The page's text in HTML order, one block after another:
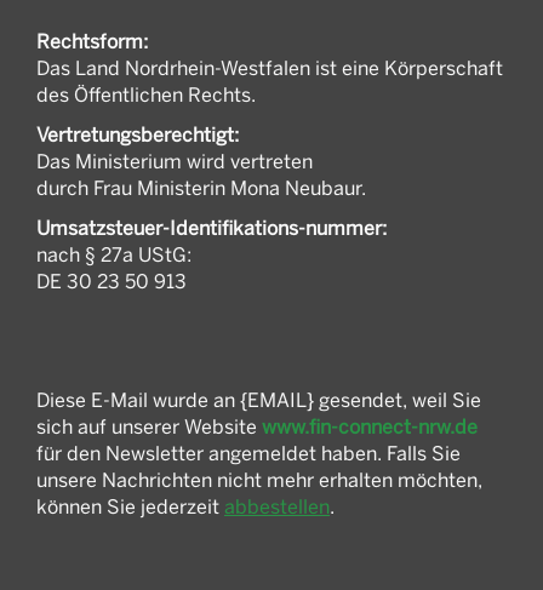
Rechtsform:
Das Land Nordrhein-Westfalen ist eine Körperschaft
des Öffentlichen Rechts.
Vertretungsberechtigt:
Das Ministerium wird vertreten
durch Frau Ministerin Mona Neubaur.
Umsatzsteuer-Identifikations-nummer:
nach § 27a UStG:
DE 30 23 50 913
Diese E-Mail wurde an {EMAIL} gesendet, weil Sie
sich auf unserer Website www.fin-connect-nrw.de
für den Newsletter angemeldet haben. Falls Sie
unsere Nachrichten nicht mehr erhalten möchten,
können Sie jederzeit abbestellen.